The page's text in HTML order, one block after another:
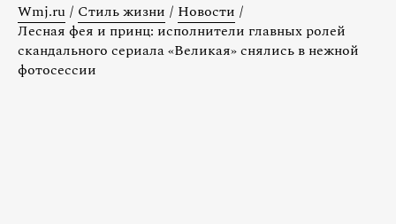
Wmj.ru / Стиль жизни / Новости /
Лесная фея и принц: исполнители главных ролей
скандального сериала «Великая» снялись в нежной
фотосессии